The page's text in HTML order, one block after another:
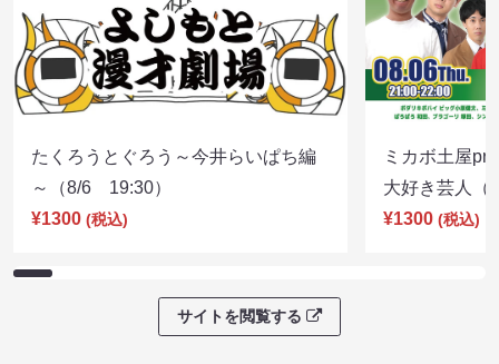
たくろうとぐろう～今井らいぱち編
～（8/6 19:30）
¥1300 (税込)
ミカボ土屋
大好き芸人
¥1300 (税込)
サイトを閲覧する